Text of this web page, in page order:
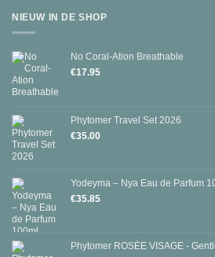
NIEUW IN DE SHOP
No Coral-Ation Breathable
€17.95
Phytomer Travel Set 2026
€35.00
Yodeyma – Nya Eau de Parfum
€35.85
Phytomer ROSÉE VISAGE -